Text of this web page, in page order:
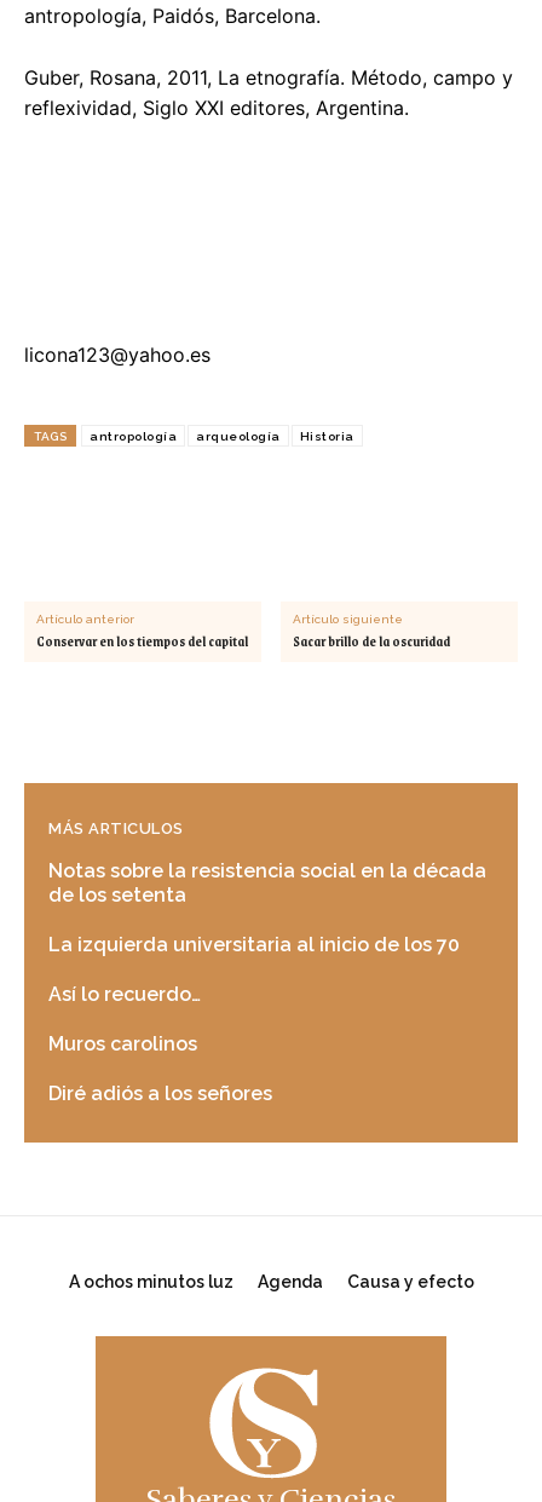
antropología, Paidós, Barcelona.
Guber, Rosana, 2011, La etnografía. Método, campo y
reflexividad, Siglo XXI editores, Argentina.
licona123@yahoo.es
TAGS antropología arqueología Historia
Artículo anterior
Conservar en los tiempos del capital
Artículo siguiente
Sacar brillo de la oscuridad
MÁS ARTICULOS
Notas sobre la resistencia social en la década
de los setenta
La izquierda universitaria al inicio de los 70
Así lo recuerdo…
Muros carolinos
Diré adiós a los señores
A ochos minutos luz Agenda Causa y efecto